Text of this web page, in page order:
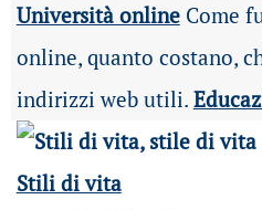
Università online Come
online, quanto costano,
indirizzi web utili.
Stili di vita